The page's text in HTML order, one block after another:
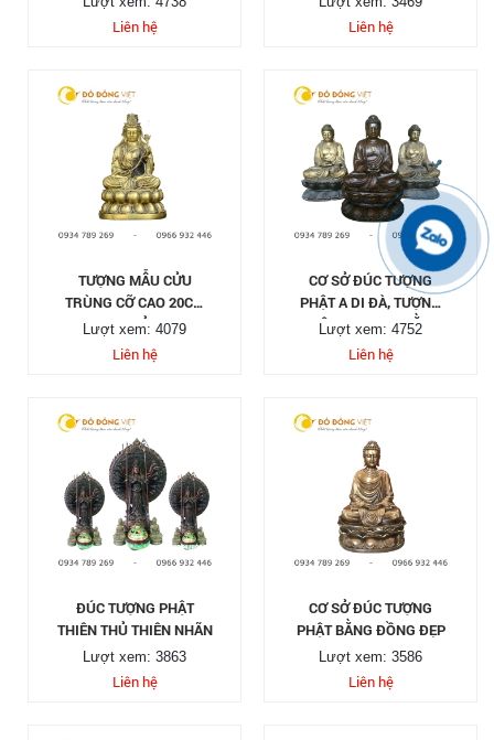
Liên hệ Liên hệ
TƯỢNG MẪU CỬU
TRÙNG CỠ CAO 20CM
NHỎ
Lượt xem: 4079
Liên hệ
CƠ SỞ ĐÚC TƯỢNG
PHẬT A DI ĐÀ, TƯỢNG
PHẬT DƯỢC SƯ BẰNG
ĐỒNG
Lượt xem: 4752
Liên hệ
ĐÚC TƯỢNG PHẬT
THIÊN THỦ THIÊN NHÃN
Lượt xem: 3863
Liên hệ
CƠ SỞ ĐÚC TƯỢNG
PHẬT BẰNG ĐỒNG ĐẸP
Lượt xem: 3586
Liên hệ